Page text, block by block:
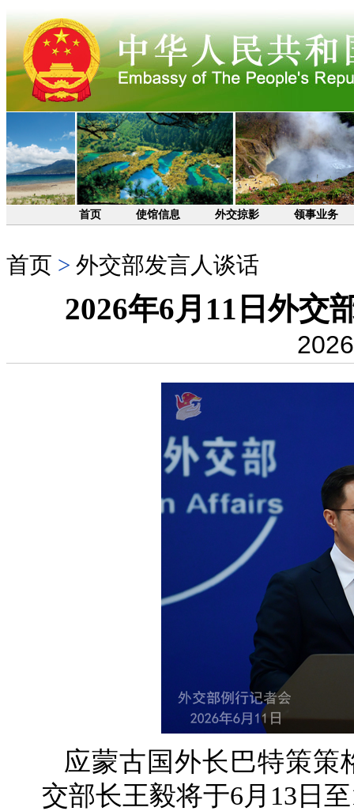
首页 使馆信息 外交掠影 领事业务
首页 > 外交部发言人谈话
2026年6月11日外交
应蒙古国外长巴特策策
交部长王毅将于6月13日